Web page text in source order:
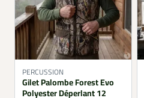
PERCUSSION
Gilet Palombe Forest Evo
Polyester Déperlant 12